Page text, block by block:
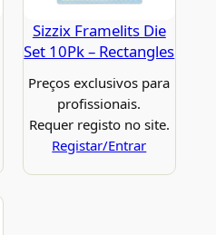
Sizzix Framelits Die
Set 10Pk – Rectangles
Preços exclusivos para
profissionais.
Requer registo no site.
Registar/Entrar